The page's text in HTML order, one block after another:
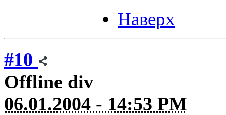
Наверх
#10
Offline div
06.01.2004 - 14:53 PM